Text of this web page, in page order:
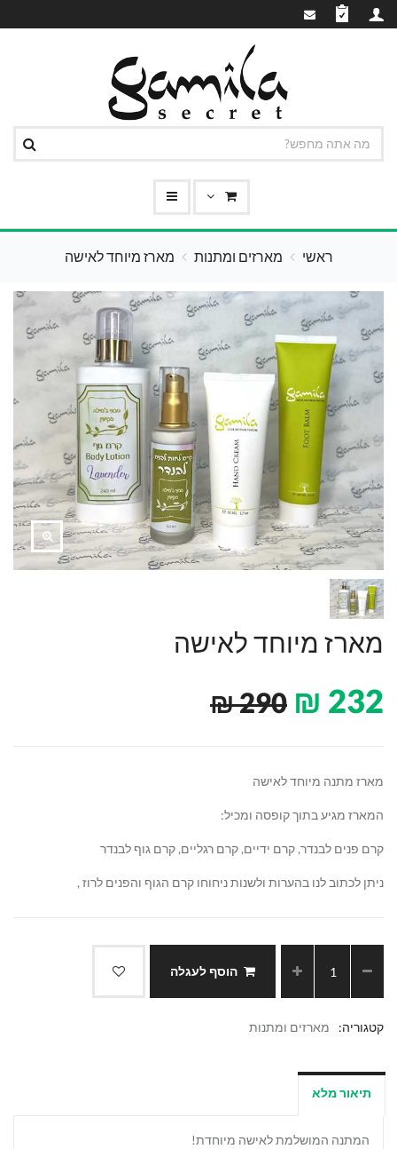
ראשי מארזים ומתנות מארז מיוחד לאישה
מארז מיוחד לאישה
232
₪
290
₪
מארז מתנה מיוחד לאישה
המארז מגיע בתוך קופסה ומכיל:
קרם פנים לבנדר, קרם ידיים, קרם רגליים, קרם גוף לבנדר
ניתן לכתוב לנו בהערות ולשנות ניחוחו קרם הגוף והפנים לרוז ,
הוסף לעגלה
קטגוריה: מארזים ומתנות
תיאור מלא
המתנה המושלמת לאישה מיוחדת!